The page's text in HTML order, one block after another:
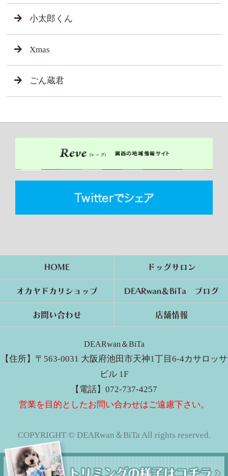
小太郎くん
Xmas
ごん蔵君
HOME ドッグサロン
オカヤドカリショップ DEARwan＆BiTa ブログ
お問い合わせ 店舗情報
DEARwan＆BiTa
【住所】〒563-0031 大阪府池田市天神1丁目6-4カサロッサ
ビル 1F
【電話】072-737-4257
営業を目的としたお問い合わせはご遠慮下さい。
COPYRIGHT © DEARwan＆BiTa All rights reserved.